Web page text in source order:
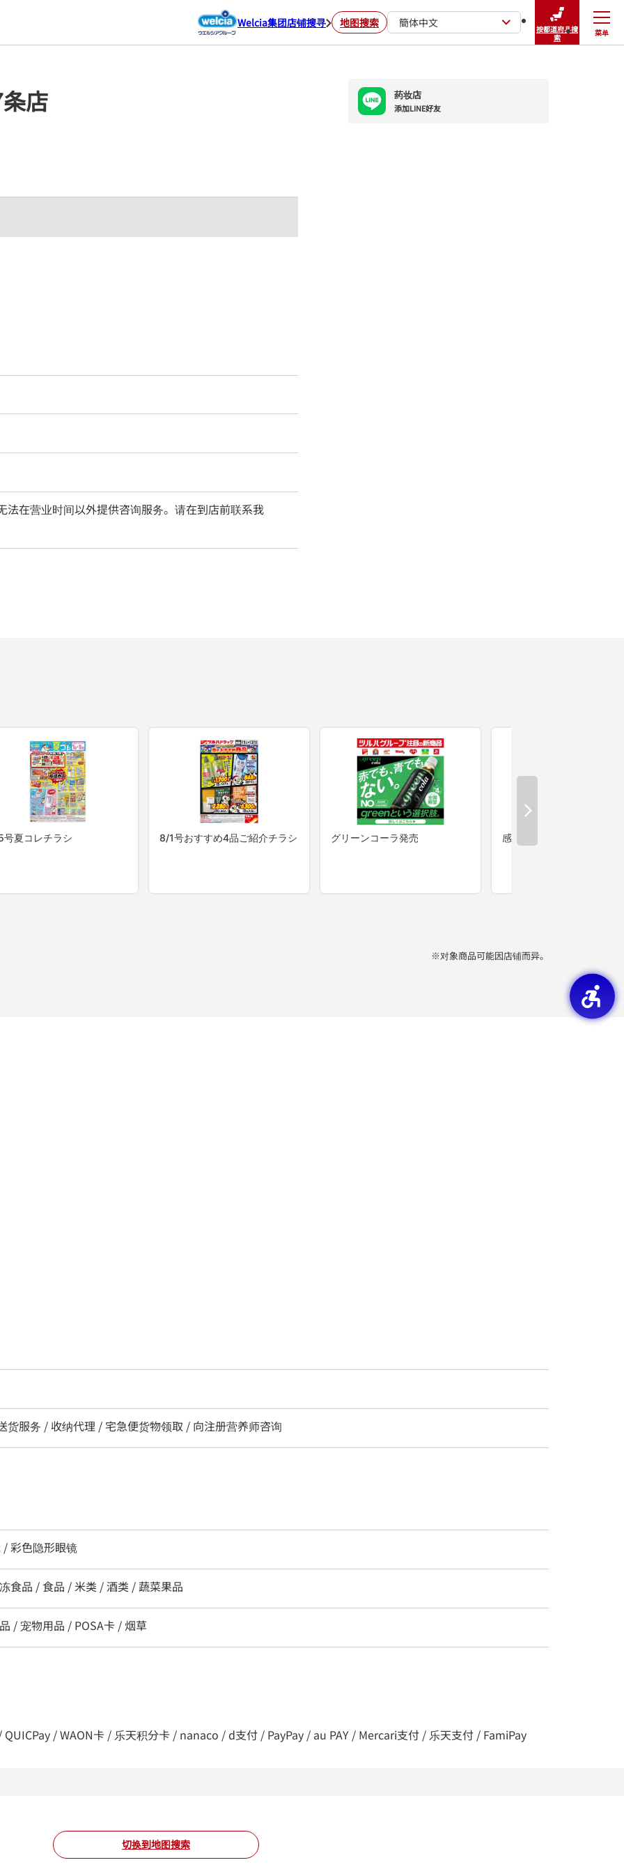
Welcia集团店铺搜寻 地图搜索 簡体中文
按都道府县搜
索
菜单
关闭
店 药妆店
添加LINE好友
※对象商品可能因店铺而异。
法在营业时间以外提供咨询服务。请在到店前联系我
货服务 / 收纳代理 / 宅急便货物领取 / 向注册营养师咨询
彩色隐形眼镜
食品 / 食品 / 米类 / 酒类 / 蔬菜果品
/ 宠物用品 / POSA卡 / 烟草
/ WAON卡 / 乐天积分卡 / nanaco / d支付 / PayPay / au PAY / Mercari支付 / 乐天支付 / FamiPay
切换到地图搜索